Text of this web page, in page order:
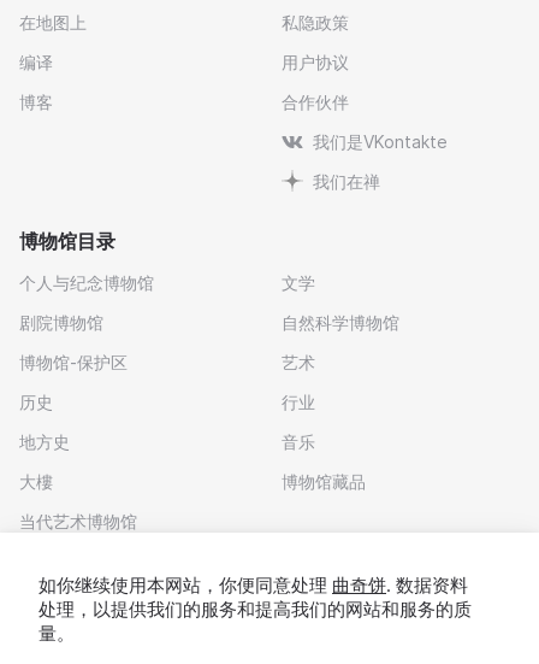
在地图上
编译
博客
私隐政策
用户协议
合作伙伴
我们是VKontakte
我们在禅
博物馆目录
个人与纪念博物馆
剧院博物馆
博物馆-保护区
历史
地方史
大樓
当代艺术博物馆
文学
自然科学博物馆
艺术
行业
音乐
博物馆藏品
如你继续使用本网站，你便同意处理 曲奇饼. 数据资料
处理，以提供我们的服务和提高我们的网站和服务的质
量。